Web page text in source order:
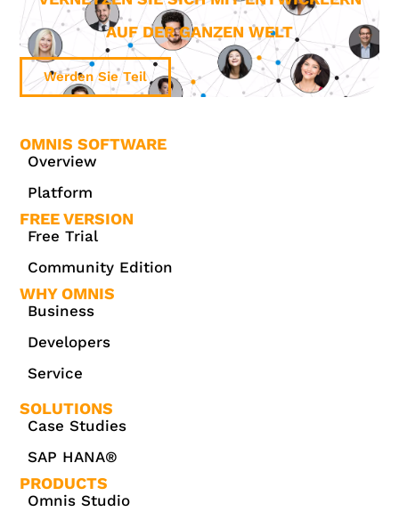
AUF DER GANZEN WELT
Werden Sie Teil
OMNIS SOFTWARE
Overview
Platform
FREE VERSION
Free Trial
Community Edition
WHY OMNIS
Business
Developers
Service
SOLUTIONS
Case Studies
SAP HANA®
PRODUCTS
Omnis Studio